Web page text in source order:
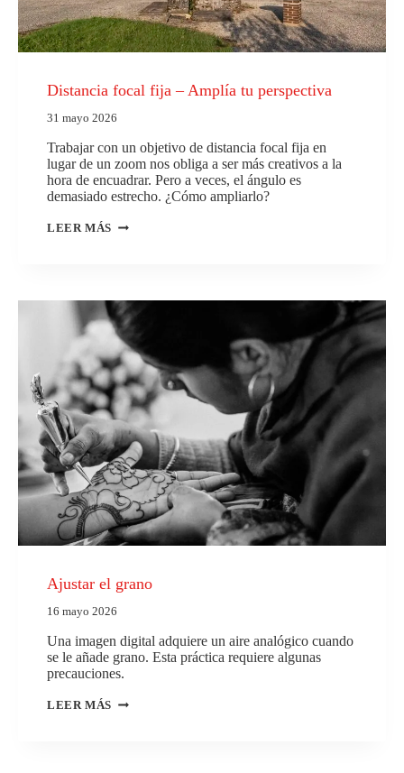
Distancia focal fija – Amplía tu perspectiva
31 mayo 2026
Trabajar con un objetivo de distancia focal fija en
lugar de un zoom nos obliga a ser más creativos a la
hora de encuadrar. Pero a veces, el ángulo es
demasiado estrecho. ¿Cómo ampliarlo?
LEER MÁS DISTANCIA
PERSPECTIVA
Ajustar el grano
16 mayo 2026
Una imagen digital adquiere un aire analógico cuando
se le añade grano. Esta práctica requiere algunas
precauciones.
LEER MÁS AJUSTAR